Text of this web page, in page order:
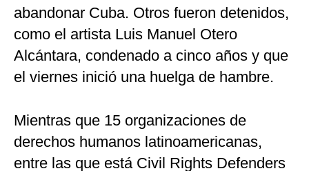
abandonar Cuba. Otros fueron detenidos,
como el artista Luis Manuel Otero
Alcántara, condenado a cinco años y que
el viernes inició una huelga de hambre.
Mientras que 15 organizaciones de
derechos humanos latinoamericanas,
entre las que está Civil Rights Defenders